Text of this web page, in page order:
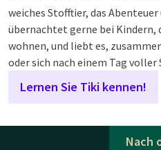
weiches Stofftier, das
übernachtet gerne bei Kindern,
wohnen, und liebt es,
oder sich nach einem Tag voller
Lernen Sie Tiki kennen!
Nach